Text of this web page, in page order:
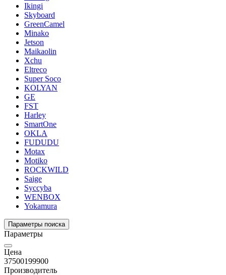
Ikingi
Skyboard
GreenCamel
Minako
Jetson
Maikaolin
Xchu
Eltreco
Super Soco
KOLYAN
GE
FST
Harley
SmartOne
OKLA
FUDUDU
Motax
Motiko
ROCKWILD
Saige
Syccyba
WENBOX
Yokamura
Параметры поиска
Параметры
Цена
37500199900
Производитель